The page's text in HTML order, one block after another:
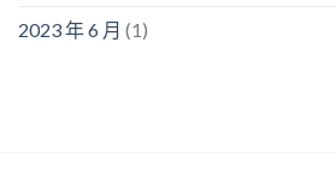
2023 年 6 月 (1)